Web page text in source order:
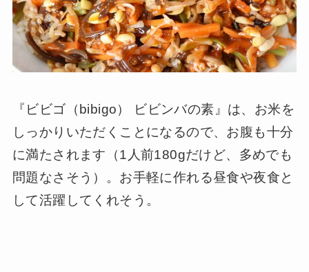
『ビビゴ（bibigo） ビビンバの素』は、お米を
しっかりいただくことになるので、お腹も十分
に満たされます（1人前180gだけど、多めでも
問題なさそう）。お手軽に作れる昼食や夜食と
して活躍してくれそう。